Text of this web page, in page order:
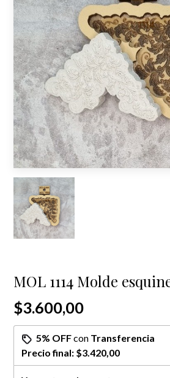
MOL 1114 Molde
$3.600,00
5% OFFcon Transferencia
Precio final: $3.420,00